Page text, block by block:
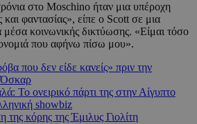
στο Moschino ήταν μια υπέροχη
και φαντασίας», είπε ο Scott σε μια
κοινωνικής δικτύωσης. «Είμαι τόσο
που αφήνω πίσω μου».
που δεν είδε κανείς» πριν την
Όσκαρ
Το ονειρικό πάρτι της στην Αίγυπτο
showbiz
της κόρης της Έμιλυς Γιολίτη